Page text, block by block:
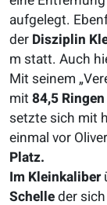
aufgelegt.
der Disziplin
m statt. Auch
Mit seinem
mit 84,5 Ringen
setzte sich mit
einmal vor
Platz.
Im Kleinkaliber
Schelleder